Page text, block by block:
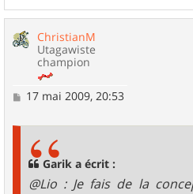
ChristianM
Utagawiste
champion
M17 mai 2009, 20:53
Garik a écrit :
@Lio : Je fais de la